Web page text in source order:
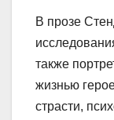
В прозе
также
жизнью
страсти,